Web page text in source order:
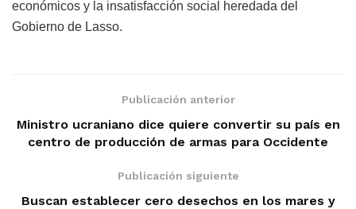
económicos y la insatisfacción social heredada del
Gobierno de Lasso.
Publicación anterior
Ministro ucraniano dice quiere convertir su país en
centro de producción de armas para Occidente
Publicación siguiente
Buscan establecer cero desechos en los mares y